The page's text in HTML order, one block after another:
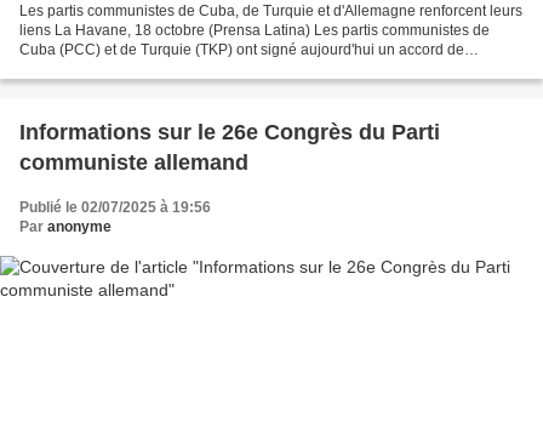
Les partis communistes de Cuba, de Turquie et d'Allemagne renforcent leurs
liens La Havane, 18 octobre (Prensa Latina) Les partis communistes de
Cuba (PCC) et de Turquie (TKP) ont signé aujourd'hui un accord de
Informations sur le 26e Congrès du Parti
communiste allemand
Publié le 02/07/2025 à 19:56
Par anonyme